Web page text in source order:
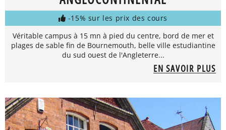
-15% sur les prix des cours
Véritable campus à 15 mn à pied du centre, bord de mer et
plages de sable fin de Bournemouth, belle ville estudiantine
du sud ouest de l'Angleterre...
EN SAVOIR PLUS